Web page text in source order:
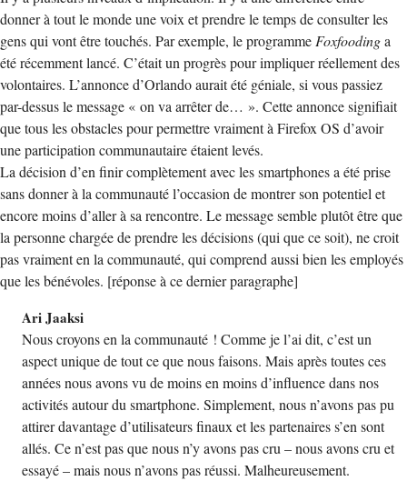
donner à tout le monde une voix et prendre le temps de consulter les
gens qui vont être touchés. Par exemple, le programme Foxfoodinga
été récemment lancé. C’était un progrès pour impliquer réellement des
volontaires. L’annonce d’Orlando aurait été géniale, si vous passiez
par-dessus le message « on va arrêter de… ». Cette annonce signifiait
que tous les obstacles pour permettre vraiment à Firefox OS d’avoir
une participation communautaire étaient levés.
La décision d’en finir complètement avec les smartphones a été prise
sans donner à la communauté l’occasion de montrer son potentiel et
encore moins d’aller à sa rencontre. Le message semble plutôt être que
la personne chargée de prendre les décisions (qui que ce soit), ne croit
pas vraiment en la communauté, qui comprend aussi bien les employés
que les bénévoles. [réponse à ce dernier paragraphe]
Ari Jaaksi
Nous croyons en la communauté ! Comme je l’ai dit, c’est un
aspect unique de tout ce que nous faisons. Mais après toutes ces
années nous avons vu de moins en moins d’influence dans nos
activités autour du smartphone. Simplement, nous n’avons pas pu
attirer davantage d’utilisateurs finaux et les partenaires s’en sont
allés. Ce n’est pas que nous n’y avons pas cru – nous avons cru et
essayé – mais nous n’avons pas réussi. Malheureusement.